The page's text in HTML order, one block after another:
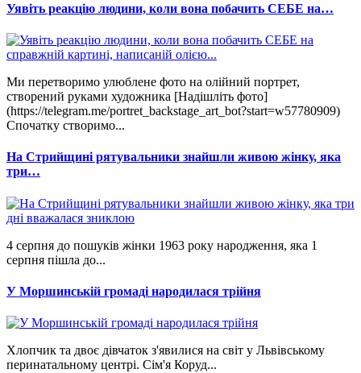
Уявіть реакцію людини, коли вона побачить СЕБЕ на…
Ми перетворимо улюблене фото на олійний портрет,
створений руками художника [Надішліть фото]
(https://telegram.me/portret_backstage_art_bot?start=w57780909)
Спочатку створимо...
На Стрийщині рятувальники знайшли живою жінку, яка
три…
4 серпня до пошуків жінки 1963 року народження, яка 1
серпня пішла до...
У Моршинській громаді народилася трійня
Хлопчик та двоє дівчаток з'явилися на світ у Львівському
перинатальному центрі. Сім'я Коруд...